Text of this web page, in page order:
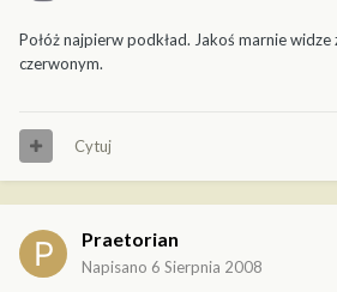
Połóż najpierw podkład. Jakoś marnie
czerwonym.
Cytuj
Praetorian
Napisano 6 Sierpnia 2008